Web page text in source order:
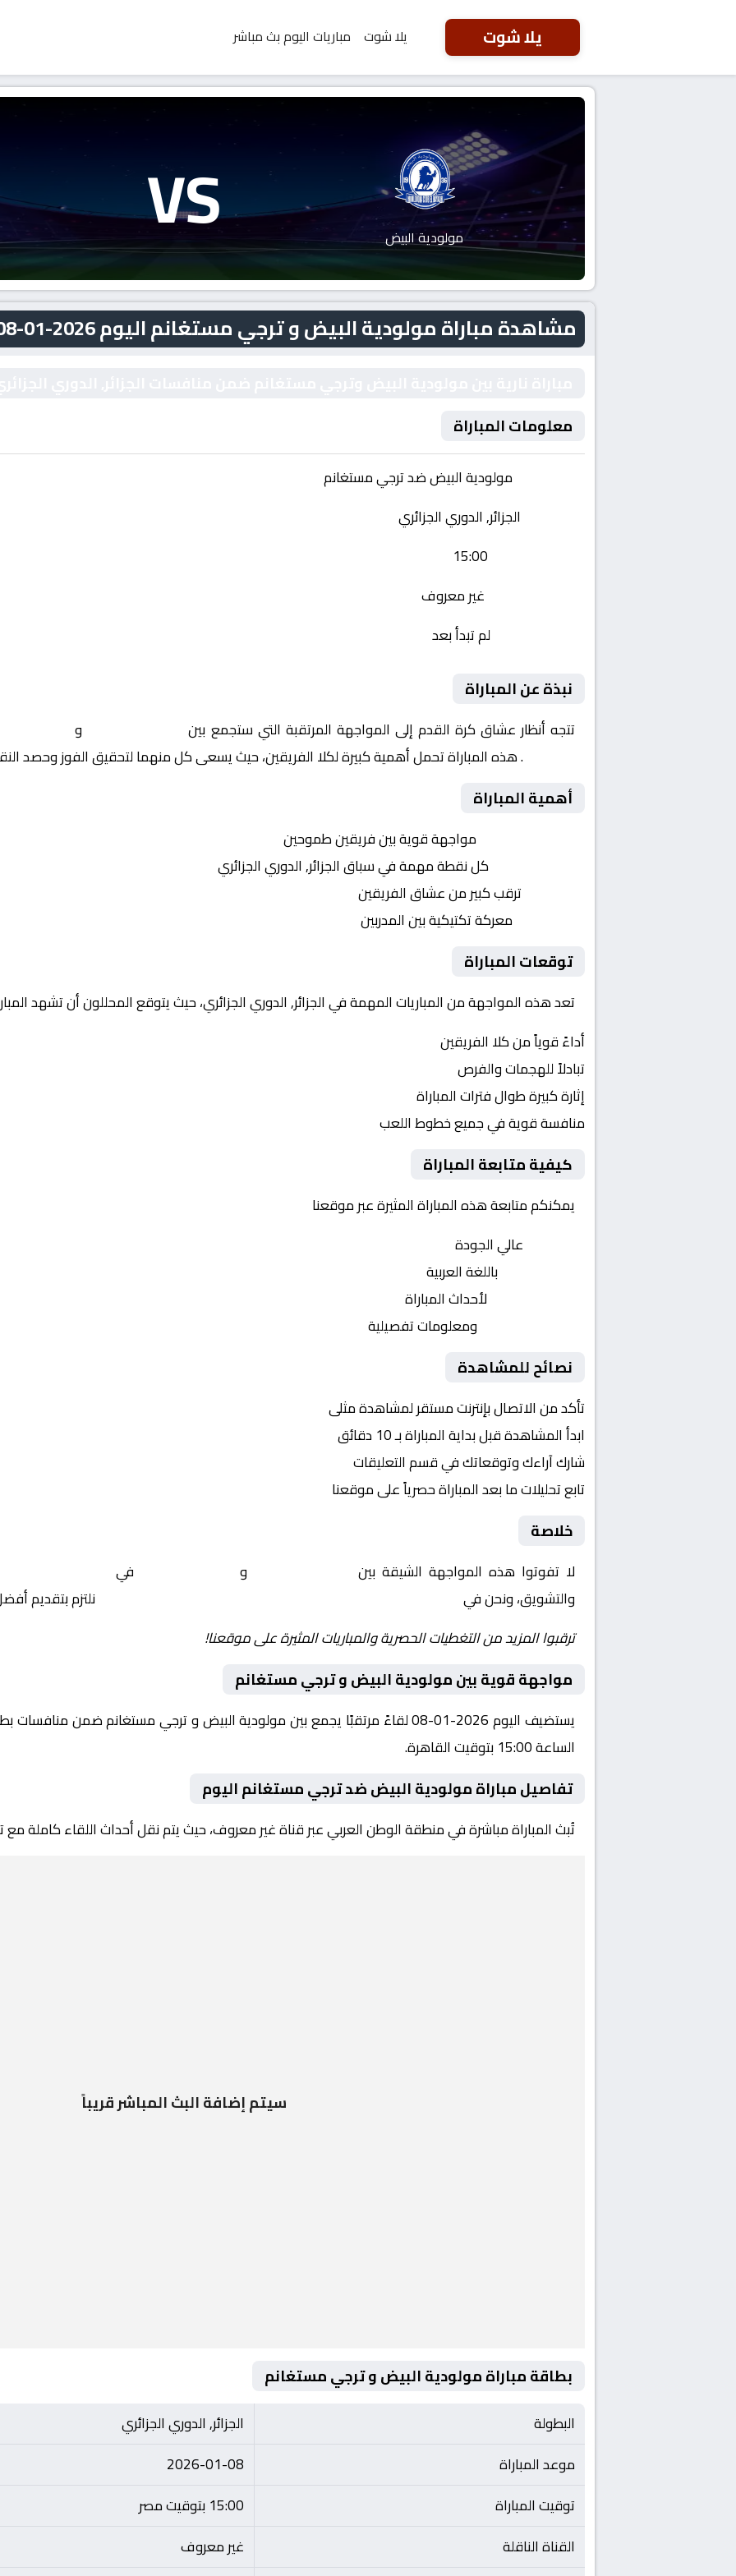
يلا شوت يلا شوت مباريات اليوم بث مباشر
مولودية البيض VS
مشاهدة مباراة مولودية البيض و ترجي مستغانم اليوم 2026-01-08 بث مباشر
معلومات المباراة
مولودية البيض ضد ترجي مستغانم
الجزائر, الدوري الجزائري
غير معروف
لم تبدأ بعد
نبذة عن المباراة
تتجه أنظار عشاق كرة القدم إلى المواجهة المرتقبة التي ستجمع بين وترجي
. هذه المباراة تحمل أهمية كبيرة لكلا الفريقين، حيث يسعى كل منهما لتحقيق الفوز وحصد
أهمية المباراة
مواجهة قوية بين فريقين طموحين
كل نقطة مهمة في سباق الجزائر, الدوري الجزائري
ترقب كبير من عشاق الفريقين
معركة تكتيكية بين المدربين
توقعات المباراة
تعد هذه المواجهة من المباريات المهمة في الجزائر, الدوري الجزائري، حيث يتوقع المحللون أن تشهد
أداءً قوياً من كلا الفريقين
تبادلاً للهجمات والفرص
إثارة كبيرة طوال فترات المباراة
منافسة قوية في جميع خطوط اللعب
كيفية متابعة المباراة
يمكنكم متابعة هذه المباراة المثيرة عبر موقعنا
عالي الجودة
باللغة العربية
لأحداث المباراة
ومعلومات تفصيلية
نصائح للمشاهدة
تأكد من الاتصال بإنترنت مستقر لمشاهدة مثلى
ابدأ المشاهدة قبل بداية المباراة بـ 10 دقائق
شارك آراءك وتوقعاتك في قسم التعليقات
تابع تحليلات ما بعد المباراة حصرياً على موقعنا
خلاصة
لا تفوتوا هذه المواجهة الشيقة بين و في
والتشويق، ونحن في
نلتزم بتقديم
ترقبوا المزيد من التغطيات الحصرية والمباريات المثيرة على موقعنا!
مواجهة قوية بين مولودية البيض و ترجي مستغانم
يستضيف اليوم 2026-01-08 لقاءً مرتقبًا يجمع بين مولودية البيض و ترجي مستغانم ضمن
الساعة 15:00 بتوقيت القاهرة.
تفاصيل مباراة مولودية البيض ضد ترجي مستغانم اليوم
تُبث المباراة مباشرة في منطقة الوطن العربي عبر قناة غير معروف، حيث يتم نقل أحداث اللقاء كاملة
سيتم إضافة البث المباشر قريباً
بطاقة مباراة مولودية البيض و ترجي مستغانم
البطولة
الجزائر, الدوري الجزائري
موعد المباراة
2026-01-08
توقيت المباراة
15:00 بتوقيت مصر
القناة الناقلة
غير معروف